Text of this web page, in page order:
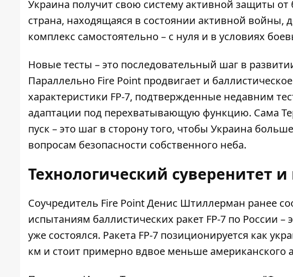
Украина получит свою систему активной защиты
страна, находящаяся в состоянии активной войны,
комплекс самостоятельно – с нуля и в условиях
Новые тесты – это последовательный шаг в
Параллельно Fire Point продвигает и
характеристики FP-7, подтвержденные недавним
адаптации под перехватывающую функцию. Сама
пуск – это шаг в сторону того, чтобы Украина
вопросам безопасности собственного неба.
Технологический суверенитет
Соучредитель Fire Point Денис Штиллерман ранее
испытаниям баллистических ракет FP-7 по России
уже состоялся. Ракета FP-7 позиционируется как
км и стоит примерно вдвое меньше американского